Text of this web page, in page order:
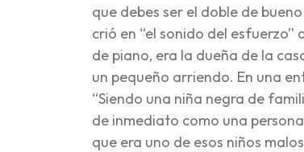
que debes ser el doble de
crió en “el sonido del
de piano, era la dueña de la
un pequeño arriendo. En una
“Siendo una niña negra de
de inmediato como una
que era uno de esos niños